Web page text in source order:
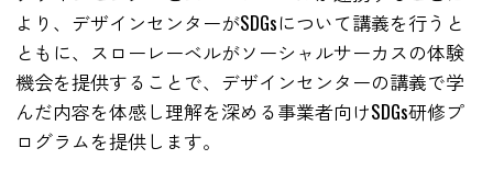
より、デザインセンターがSDGsについて講義を行うと
ともに、スローレーベルがソーシャルサーカスの体験
機会を提供することで、デザインセンターの講義で学
んだ内容を体感し理解を深める事業者向けSDGs研修プ
ログラムを提供します。